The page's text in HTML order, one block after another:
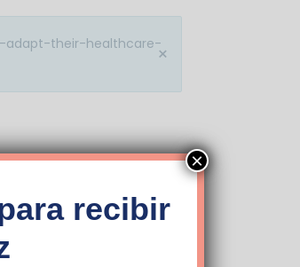
×
adapt-their-healthcare-
recibir
×